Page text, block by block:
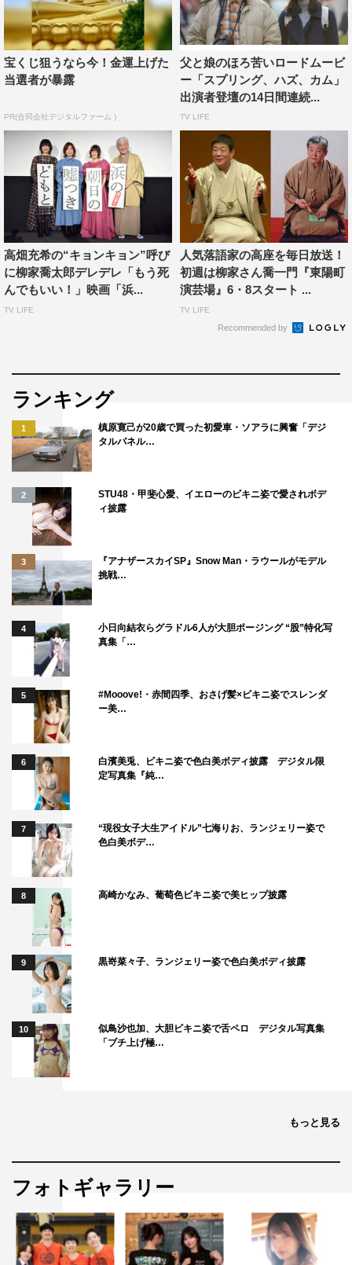
©『スプリング、ハズ、カム』製作委員会
東京03 石井杏奈
宝くじ狙うなら今！金運上げた
当選者が暴露
PR(合同会社デジタルファーム )
父と娘のほろ苦いロードムービ
ー「スプリング、ハズ、カム」
出演者登壇の14日間連続...
TV LIFE
高畑充希の“キョンキョン”呼び
に柳家喬太郎デレデレ「もう死
んでもいい！」映画「浜...
TV LIFE
人気落語家の高座を毎日放送！
初週は柳家さん喬一門『東陽町
演芸場』6・8スタート ...
TV LIFE
Recommended by
ランキング
1
槙原寛己が20歳で買った初愛車・ソアラに興奮「デジ
タルパネル…
2
STU48・甲斐心愛、イエローのビキニ姿で愛されボデ
ィ披露
3
『アナザースカイSP』Snow Man・ラウールがモデル
挑戦…
4
小日向結衣らグラドル6人が大胆ポージング “股”特化写
真集「…
5
#Mooove!・赤間四季、おさげ髪×ビキニ姿でスレンダ
ー美…
6
白濱美兎、ビキニ姿で色白美ボディ披露 デジタル限
定写真集『純…
7
“現役女子大生アイドル”七海りお、ランジェリー姿で
色白美ボデ…
8 高崎かなみ、葡萄色ビキニ姿で美ヒップ披露
9 黒嵜菜々子、ランジェリー姿で色白美ボディ披露
10
似鳥沙也加、大胆ビキニ姿で舌ペロ デジタル写真集
「ブチ上げ極…
もっと見る
フォトギャラリー